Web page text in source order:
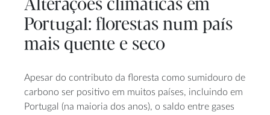
Alterações climáticas em
Portugal: florestas num país
mais quente e seco
Apesar do contributo da floresta como sumidouro de
carbono ser positivo em muitos países, incluindo em
Portugal (na maioria dos anos), o saldo entre gases